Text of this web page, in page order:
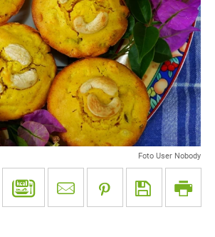
Foto User Nobody